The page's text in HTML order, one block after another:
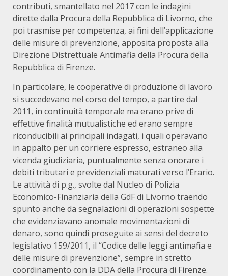
contributi, smantellato nel 2017 con le indagini
dirette dalla Procura della Repubblica di Livorno, che
poi trasmise per competenza, ai fini dell’applicazione
delle misure di prevenzione, apposita proposta alla
Direzione Distrettuale Antimafia della Procura della
Repubblica di Firenze.
In particolare, le cooperative di produzione di lavoro
si succedevano nel corso del tempo, a partire dal
2011, in continuità temporale ma erano prive di
effettive finalità mutualistiche ed erano sempre
riconducibili ai principali indagati, i quali operavano
in appalto per un corriere espresso, estraneo alla
vicenda giudiziaria, puntualmente senza onorare i
debiti tributari e previdenziali maturati verso l’Erario.
Le attività di p.g., svolte dal Nucleo di Polizia
Economico-Finanziaria della GdF di Livorno traendo
spunto anche da segnalazioni di operazioni sospette
che evidenziavano anomale movimentazioni di
denaro, sono quindi proseguite ai sensi del decreto
legislativo 159/2011, il “Codice delle leggi antimafia e
delle misure di prevenzione”, sempre in stretto
coordinamento con la DDA della Procura di Firenze.